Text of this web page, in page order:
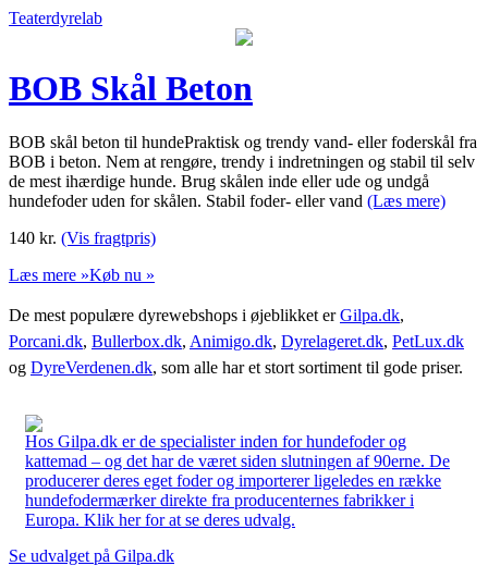
Teaterdyrelab
BOB Skål Beton
BOB skål beton til hundePraktisk og trendy vand- eller foderskål fra
BOB i beton. Nem at rengøre, trendy i indretningen og stabil til selv
de mest ihærdige hunde. Brug skålen inde eller ude og undgå
hundefoder uden for skålen. Stabil foder- eller vand (Læs mere)
140 kr. (Vis fragtpris)
Læs mere »Køb nu »
De mest populære dyrewebshops i øjeblikket erGilpa.dk,
Porcani.dk, Bullerbox.dk, Animigo.dk, Dyrelageret.dk, PetLux.dk
og DyreVerdenen.dk, som alle har et stort sortiment til gode priser.
Hos Gilpa.dk er de specialister inden for hundefoder og
kattemad – og det har de været siden slutningen af 90erne. De
producerer deres eget foder og importerer ligeledes en række
hundefodermærker direkte fra producenternes fabrikker i
Europa. Klik her for at se deres udvalg.
Se udvalget på Gilpa.dk